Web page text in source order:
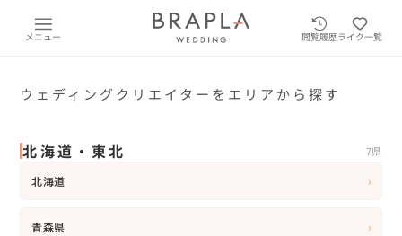
メニュー 閲覧履歴ライク一覧
ウェディングクリエイターをエリアから探す
北海道・東北 7県
北海道 ›
青森県 ›